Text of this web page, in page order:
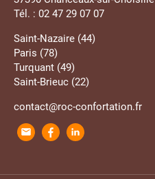
Tél. : 02 47 29 07 07
Saint-Nazaire (44)
Paris (78)
Turquant (49)
Saint-Brieuc (22)
contact@roc-confortation.fr